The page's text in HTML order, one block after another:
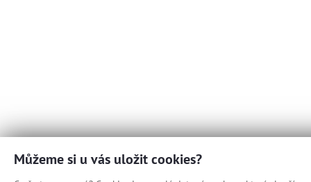
Můžeme si u vás uložit cookies?